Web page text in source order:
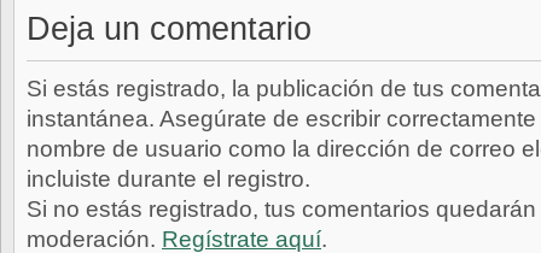
Deja un comentario
Si estás registrado, la publicación de tus
instantánea. Asegúrate de escribir
nombre de usuario como la dirección de correo
incluiste durante el registro.
Si no estás registrado, tus comentarios
moderación. Regístrate aquí.